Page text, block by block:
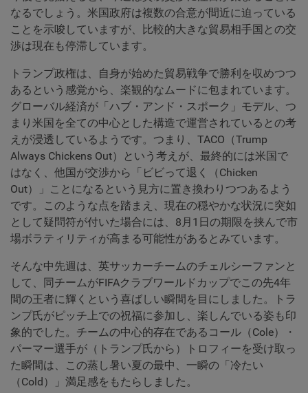
なるでしょう。米国政府は複数の合意が間近に迫っている
ことを示唆していますが、比較的大きな貿易相手国との交
渉は現在も停滞しています。
トランプ政権は、自身が始めた貿易戦争で勝利を収めつつ
あるという感覚から、楽観的なムードに包まれています。
グローバル経済が「ハブ・アンド・スポーク」モデル、つ
まり米国を全ての中心とした構造で運営されているとの考
えが浸透しているようです。つまり、TACO（Trump
Always Chickens Out）という考えが、最終的には米国で
はなく、他国が交渉から「ビビって退く（Chicken
Out）」ことになるという見方に置き換わりつつあるよう
です。このような点を踏まえ、現在の穏やかな状況に突如
として疑問符が付いた場合には、8月1日の期限を挟んで市
場ボラティリティが高まる可能性があるとみています。
そんな中先週は、英サッカーチームのチェルシーファンと
して、同チームがFIFAクラブワールドカップでこの先4年
間の王者に輝くという喜ばしい瞬間を目にしました。トラ
ンプ氏がピッチ上での祝福に参加し、楽しんでいる姿も印
象的でした。チームの中心的存在であるコール（Cole）・
パーマー選手が（トランプ氏から）トロフィーを受け取っ
た瞬間は、この蒸し暑い夏の最中、一瞬の「冷たい
（Cold）」満足感をもたらしました。